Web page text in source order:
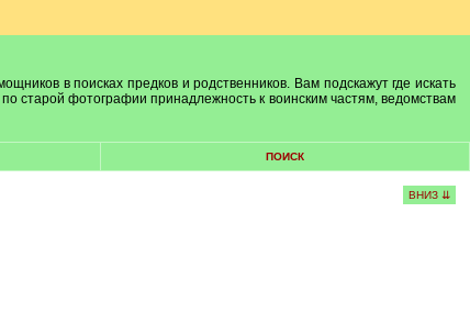
в поисках предков и родственников. Вам подскажут где искать
старой фотографии принадлежность к воинским частям, ведомствам
ПОИСК
ВНИЗ ⇊